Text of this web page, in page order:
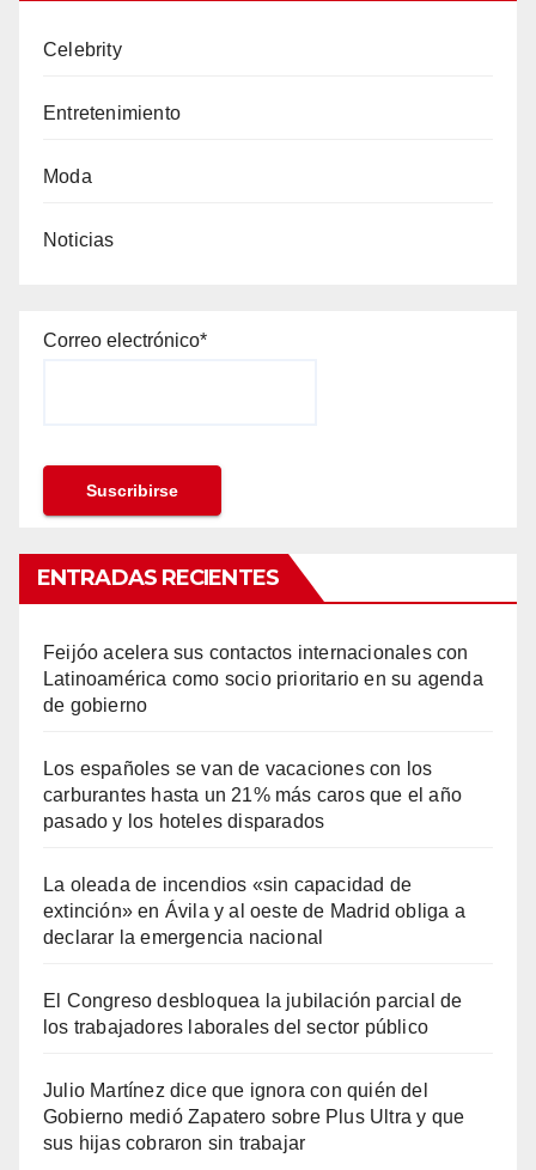
Celebrity
Entretenimiento
Moda
Noticias
Correo electrónico*
ENTRADAS RECIENTES
Feijóo acelera sus contactos internacionales con
Latinoamérica como socio prioritario en su agenda
de gobierno
Los españoles se van de vacaciones con los
carburantes hasta un 21% más caros que el año
pasado y los hoteles disparados
La oleada de incendios «sin capacidad de
extinción» en Ávila y al oeste de Madrid obliga a
declarar la emergencia nacional
El Congreso desbloquea la jubilación parcial de
los trabajadores laborales del sector público
Julio Martínez dice que ignora con quién del
Gobierno medió Zapatero sobre Plus Ultra y que
sus hijas cobraron sin trabajar